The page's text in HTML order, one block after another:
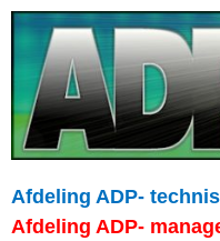
Afdeling ADP-
Afdeling ADP-